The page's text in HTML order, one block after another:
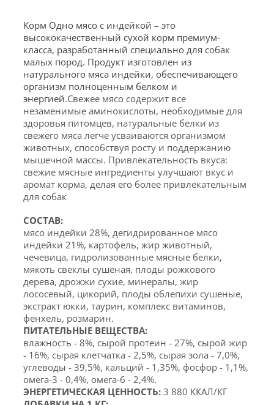
Корм Одно мясо с индейкой – это
высококачественный сухой корм премиум-
класса, разработанный специально для собак
малых пород. Продукт изготовлен из
натурального мяса индейки, обеспечивающего
организм полноценным белком и
энергией.Свежее мясо содержит все
незаменимые аминокислоты, необходимые для
здоровья питомцев, натуральные белки из
свежего мяса легче усваиваются организмом
животных, способствуя росту и поддержанию
мышечной массы. Привлекательность вкуса:
свежие мясные ингредиенты улучшают вкус и
аромат корма, делая его более привлекательным
для собак
СОСТАВ:
мясо индейки 28%, дегидрированное мясо
индейки 21%, картофель, жир животный,
чечевица, гидролизованные мясные белки,
мякоть свеклы сушеная, плоды рожкового
дерева, дрожжи сухие, минералы, жир
лососевый, цикорий, плоды облепихи сушеные,
экстракт юкки, таурин, комплекс витаминов,
фенхель, розмарин.
ПИТАТЕЛЬНЫЕ ВЕЩЕСТВА:
влажность - 8%, сырой протеин - 27%, сырой жир
- 16%, сырая клетчатка - 2,5%, сырая зола - 7,0%,
углеводы - 39,5%, кальций - 1,35%, фосфор - 1,1%,
омега-3 - 0,4%, омега-6 - 2,4%.
ЭНЕРГЕТИЧЕСКАЯ ЦЕННОСТЬ: 3 880 ККАЛ/КГ